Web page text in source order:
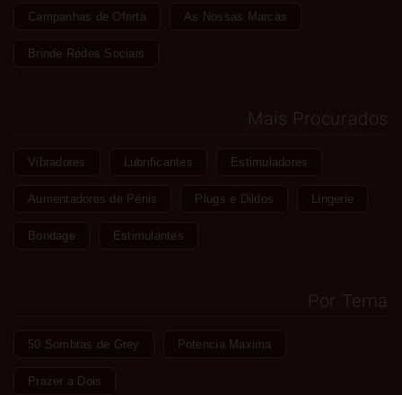
Campanhas de Oferta As Nossas Marcas
Brinde Redes Sociais
Mais Procurados
Vibradores Lubrificantes Estimuladores
Aumentadores de Pénis Plugs e Dildos Lingerie
Bondage Estimulantes
Por Tema
50 Sombras de Grey Potencia Maxima
Prazer a Dois